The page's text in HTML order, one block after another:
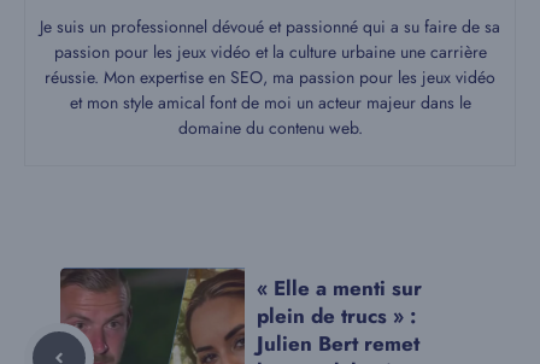
Je suis un professionnel dévoué et passionné qui a su faire de sa
passion pour les jeux vidéo et la culture urbaine une carrière
réussie. Mon expertise en SEO, ma passion pour les jeux vidéo
et mon style amical font de moi un acteur majeur dans le
domaine du contenu web.
« Elle a menti sur
plein de trucs » :
Julien Bert remet